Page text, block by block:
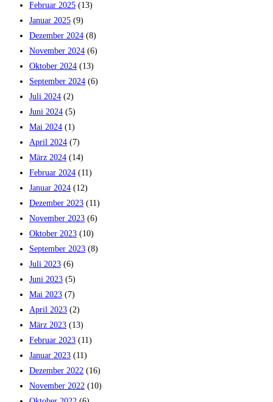
Februar 2025 (13)
Januar 2025 (9)
Dezember 2024 (8)
November 2024 (6)
Oktober 2024 (13)
September 2024 (6)
Juli 2024 (2)
Juni 2024 (5)
Mai 2024 (1)
April 2024 (7)
März 2024 (14)
Februar 2024 (11)
Januar 2024 (12)
Dezember 2023 (11)
November 2023 (6)
Oktober 2023 (10)
September 2023 (8)
Juli 2023 (6)
Juni 2023 (5)
Mai 2023 (7)
April 2023 (2)
März 2023 (13)
Februar 2023 (11)
Januar 2023 (11)
Dezember 2022 (16)
November 2022 (10)